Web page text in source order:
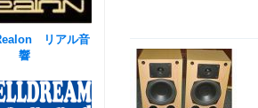
リアル音
響